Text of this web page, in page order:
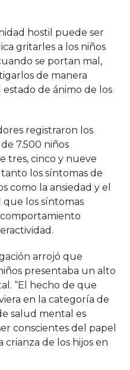
hostil puede ser
gritarles a los niños
se portan mal,
de manera
de ánimo de los
registraron los
7.500 niños
tres, cinco y nueve
los síntomas de
como la ansiedad y el
que los síntomas
arrojó que
presentaba un alto
“El hecho de que
en la categoría de
salud mental es
conscientes del papel
de los hijos en